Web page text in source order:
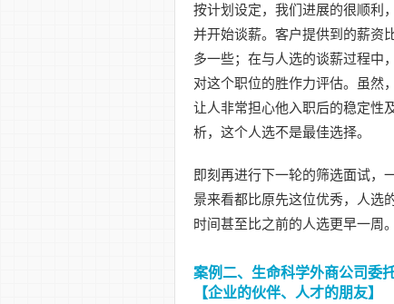
按计划设定，我们进展的很顺利
并开始谈薪。客户提供到的薪资
多一些；在与人选的谈薪过程中
对这个职位的胜作力评估。虽然
让人非常担心他入职后的稳定性
析，这个人选不是最佳选择。
即刻再进行下一轮的筛选面试，
景来看都比原先这位优秀，人选
时间甚至比之前的人选更早一周
案例二、生命科学外商公司委
【企业的伙伴、人才的朋友】